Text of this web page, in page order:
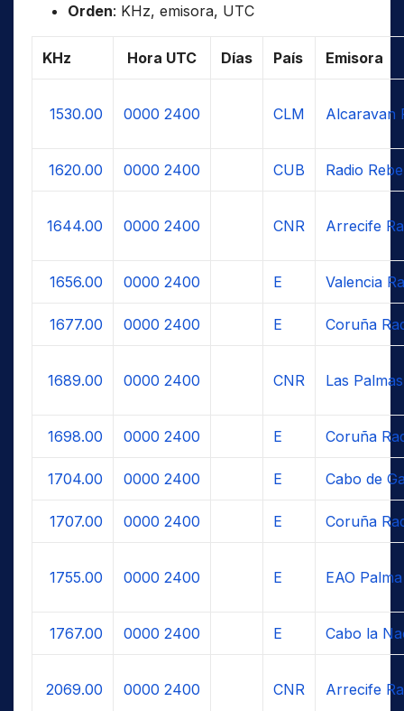
Orden: KHz, emisora, UTC
KHz Hora UTC Días País Emisora
1530.00 0000 2400 CLM Alcaravan
1620.00 0000 2400 CUB Radio
1644.00 0000 2400 CNR Arrecife
1656.00 0000 2400 E Valencia
1677.00 0000 2400 E Coruña
1689.00 0000 2400 CNR Las
1698.00 0000 2400 E Coruña
1704.00 0000 2400 E Cabo de
1707.00 0000 2400 E Coruña
1755.00 0000 2400 E EAO
1767.00 0000 2400 E Cabo la
2069.00 0000 2400 CNR Arrecife